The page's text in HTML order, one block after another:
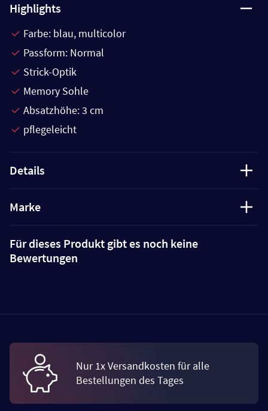
Highlights
Farbe: blau, multicolor
Passform: Normal
Strick-Optik
Memory Sohle
Absatzhöhe: 3 cm
pflegeleicht
Details
Marke
Für dieses Produkt gibt es noch keine
Bewertungen
Nur 1x Versandkosten für alle
Bestellungen des Tages